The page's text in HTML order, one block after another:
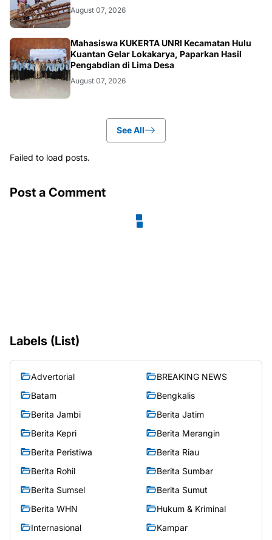
August 07, 2026
ARTIKEL
Mahasiswa KUKERTA UNRI Kecamatan Hulu
Kuantan Gelar Lokakarya, Paparkan Hasil
Pengabdian di Lima Desa
August 07, 2026
See All
Failed to load posts.
Post a Comment
Labels (List)
Advertorial
BREAKING NEWS
Batam
Bengkalis
Berita Jambi
Berita Jatim
Berita Kepri
Berita Merangin
Berita Peristiwa
Berita Riau
Berita Rohil
Berita Sumbar
Berita Sumsel
Berita Sumut
Berita WHN
Hukum & Kriminal
Internasional
Kampar